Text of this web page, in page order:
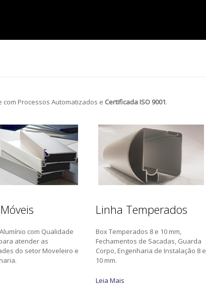
com Processos Automatizados e Certificada ISO 9001.
com Qualidade
atender as
do setor Moveleiro e
Linha Temperados
Box Temperados 8 e 10 mm,
Fechamentos de Sacadas, Guarda
Corpo, Engenharia de Instalação 8 e
10 mm.
Leia Mais